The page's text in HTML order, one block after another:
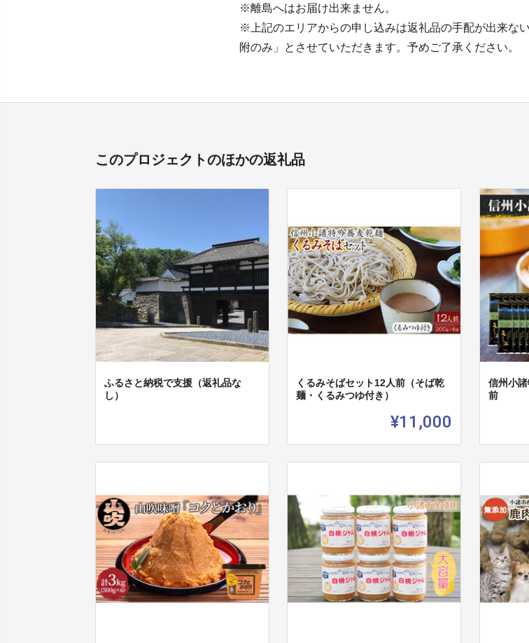
※離島へはお届け出来ません。
※上記のエリアからの申し込みは返礼品の手配が出来な
附のみ」とさせていただきます。予めご了承ください。
このプロジェクトのほかの返礼品
ふるさと納税で支援（返礼品な
し）
くるみそばセット12人前（そば乾
麺・くるみつゆ付き）
¥11,000
信州小
前